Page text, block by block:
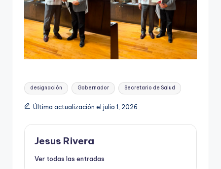
Etiquetas:
designación Gobernador Secretario de Salud
Última actualización el julio 1, 2026
Jesus Rivera
Ver todas las entradas